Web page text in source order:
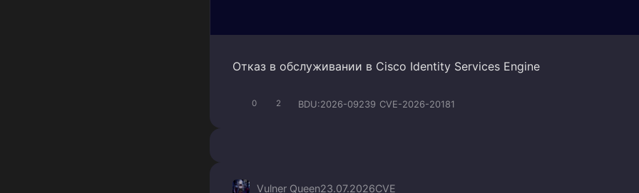
Отказ в обслуживании в Cisco Identity Services Engine
0 2 BDU:2026-09239 CVE-2026-20181
Vulner Queen23.07.2026CVE